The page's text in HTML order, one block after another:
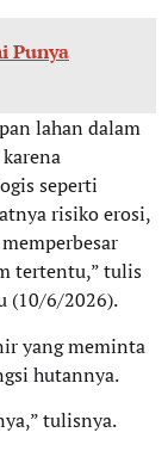
Punya
lahan dalam
seperti
risiko erosi,
tertentu,” tulis
(10/6/2026).
yang meminta
hutannya.
tulisnya.